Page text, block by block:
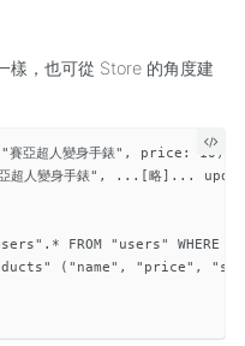
樣，也可從 Store 的角度建
亞超人變身手錶", price: 10)
超人變身手錶", ...[略]...
FROM "users" WHERE
("name", "price",